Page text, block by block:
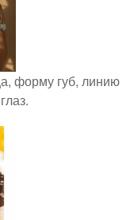
форму губ, линию